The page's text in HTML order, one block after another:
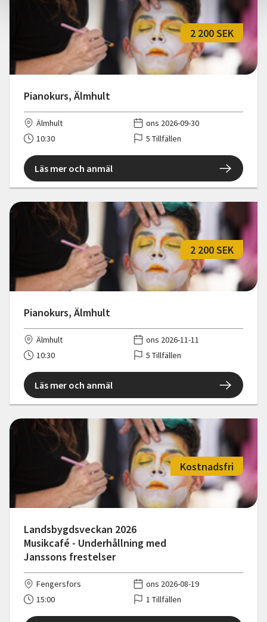
Pianokurs, Älmhult
2 200 SEK
Älmhult
ons 2026-09-30
10:30
5 Tillfällen
Läs mer och anmäl
Pianokurs, Älmhult
2 200 SEK
Älmhult
ons 2026-11-11
10:30
5 Tillfällen
Läs mer och anmäl
Landsbygdsveckan 2026
Musikcafé - Underhållning med
Janssons frestelser
Kostnadsfri
Fengersfors
ons 2026-08-19
15:00
1 Tillfällen